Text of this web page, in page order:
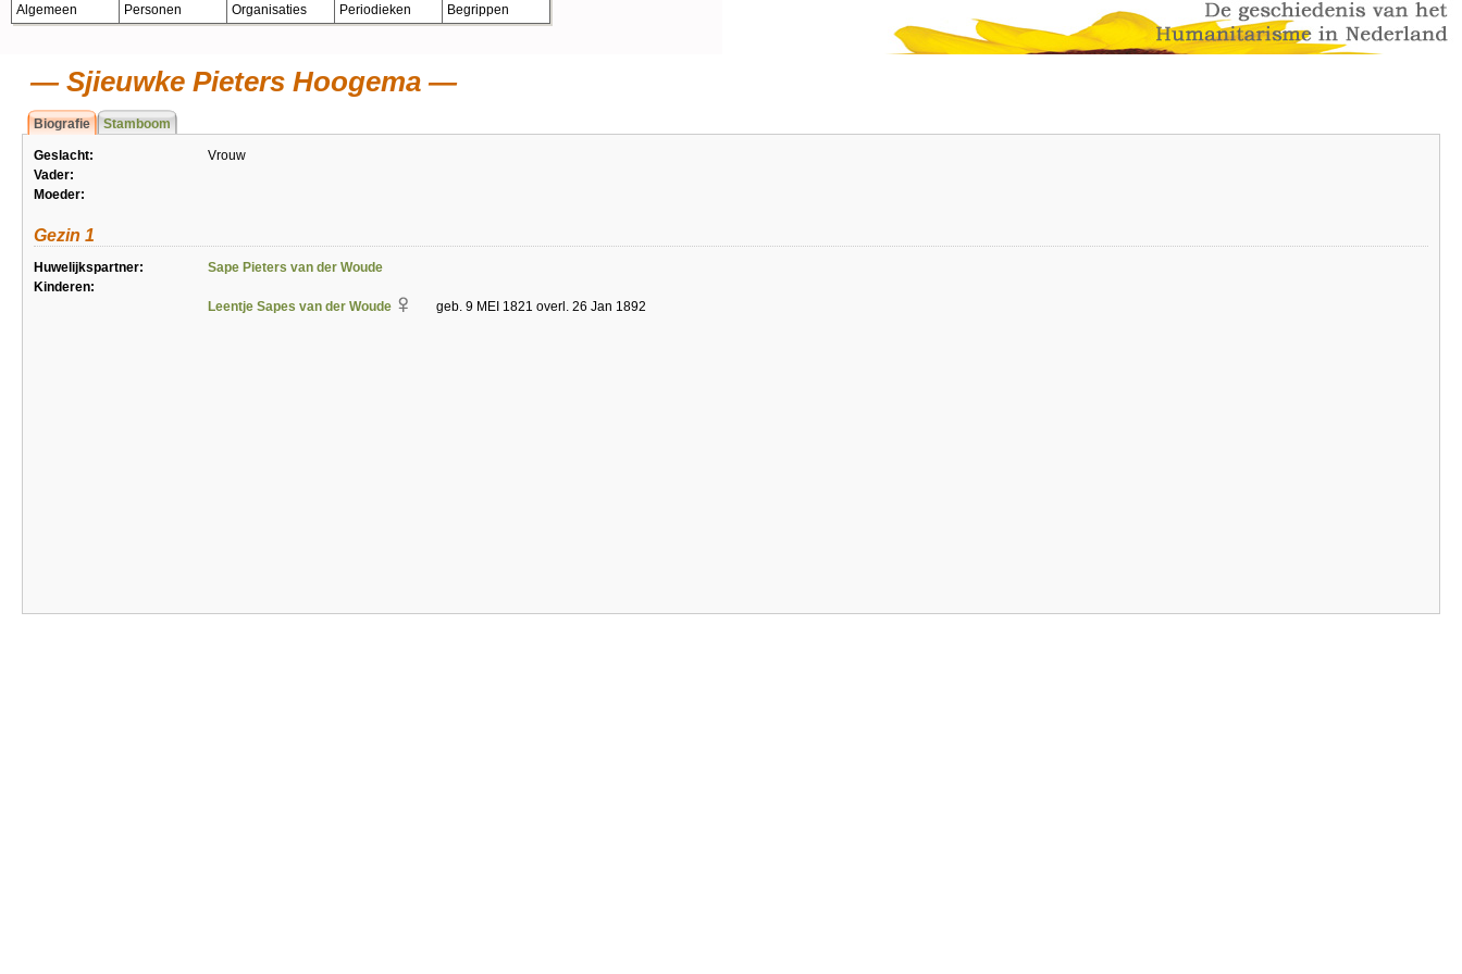
Algemeen Personen Organisaties Periodieken Begrippen
Sjieuwke Pieters Hoogema
Biografie Stamboom
Geslacht:
Vrouw
Vader:
Moeder:
Gezin 1
Huwelijkspartner:
Sape Pieters van der Woude
Kinderen:
Leentje Sapes van der Woude
geb. 9 MEI 1821 overl. 26 Jan 1892